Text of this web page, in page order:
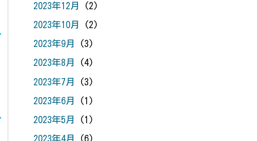
2023年12月 (2)
2023年10月 (2)
2023年9月 (3)
2023年8月 (4)
2023年7月 (3)
2023年6月 (1)
2023年5月 (1)
2023年4月 (6)